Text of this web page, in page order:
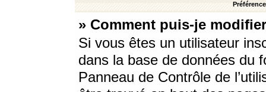
» Comment puis-je
Si vous êtes un utilisateur
dans la base de données du
Panneau de Contrôle de